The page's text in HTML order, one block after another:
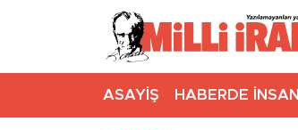
ASAYİŞ HABERDE İNSAN